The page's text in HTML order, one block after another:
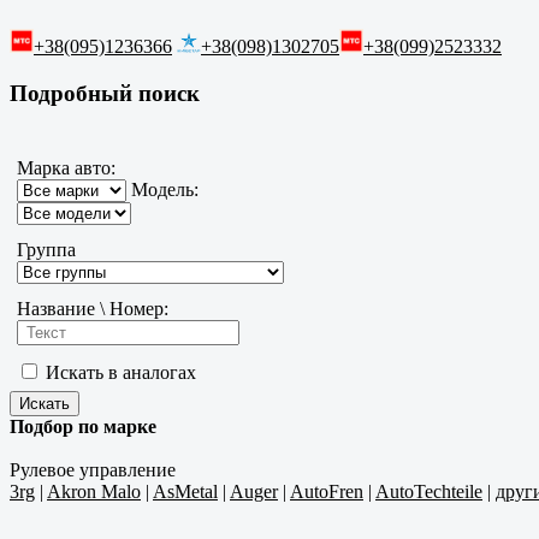
+38(095)1236366 +38(098)1302705 +38(099)2523332
Подробный поиск
Марка авто:
Модель:
Группа
Название \ Номер:
Искать в аналогах
Подбор по марке
Рулевое управление
3rg | Akron Malo | AsMetal | Auger| AutoFren | AutoTechteile |